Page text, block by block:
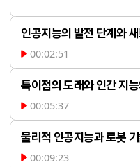
인공지능의 발전 단계와
00:02:51
의 비약적
황과 같은
으로 정
특이점의 도래와 인간 지
00:05:37
인간과 인
물리적 인공지능과 로봇
00:09:23